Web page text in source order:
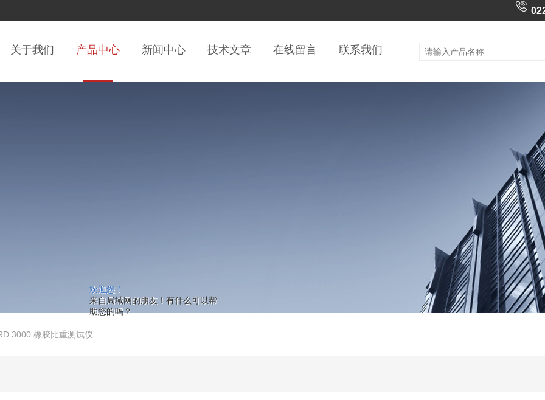
欢迎您！
来自局域网的朋友！有什么可以帮
助您的吗？
关于我们 产品中心 新闻中心 技术文章 在线留言 联系我们
3000 橡胶比重测试仪